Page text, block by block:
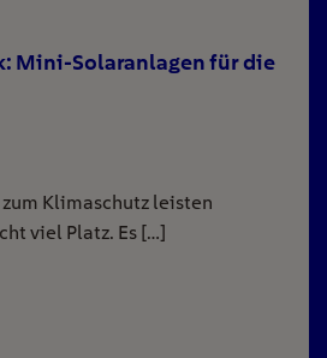
Mini-Solaranlagen für die
Klimaschutz leisten
viel Platz. Es […]